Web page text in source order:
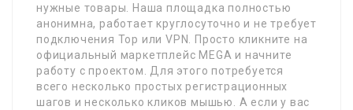
нужные товары. Наша площадка полностью
анонимна, работает круглосуточно и не требует
подключения Тор или VPN. Просто кликните на
официальный маркетплейс MEGA и начните
работу с проектом. Для этого потребуется
всего несколько простых регистрационных
шагов и несколько кликов мышью. А если у вас